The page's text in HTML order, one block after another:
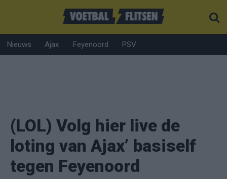
Nieuws Ajax Feyenoord PSV
(LOL) Volg hier live de
loting van Ajax’ basiself
tegen Feyenoord